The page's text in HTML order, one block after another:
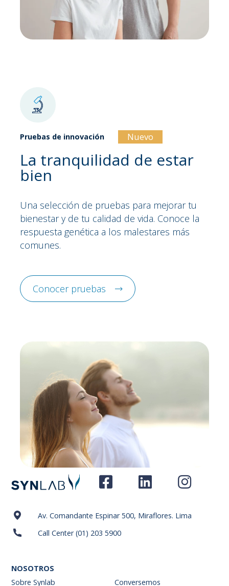
Pruebas de innovación Nuevo
La tranquilidad de estar
bien
Una selección de pruebas para mejorar tu
bienestar y de tu calidad de vida. Conoce la
respuesta genética a los malestares más
comunes.
Conocer pruebas
Av. Comandante Espinar 500, Miraflores. Lima
Call Center (01) 203 5900
NOSOTROS
Sobre Synlab
Conversemos